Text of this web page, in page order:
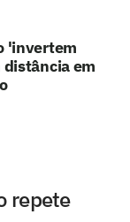
'invertem
em
repete